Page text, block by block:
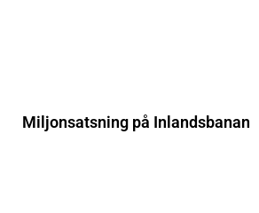
Miljonsatsning på Inlandsbanan